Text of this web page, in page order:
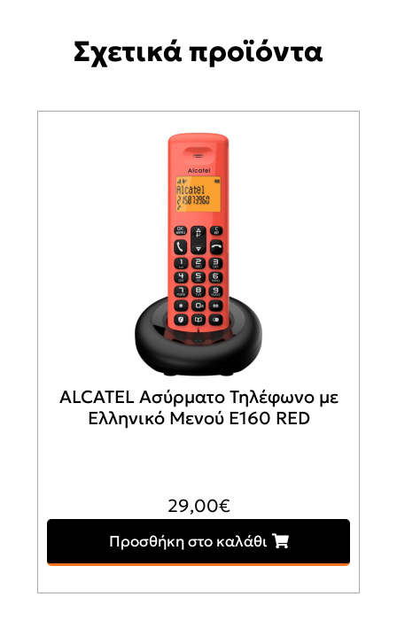
Σχετικά προϊόντα
ALCATEL Ασύρματο Τηλέφωνο με
Ελληνικό Μενού E160 RED
29,00€
Προσθήκη στο καλάθι